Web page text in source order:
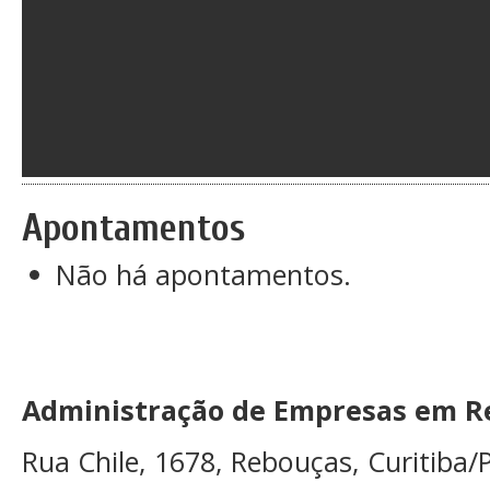
Apontamentos
Não há apontamentos.
Administração de Empresas em
Rua Chile, 1678, Rebouças, Curitiba/